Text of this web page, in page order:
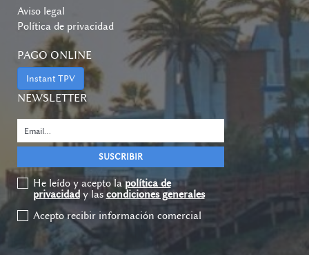
Aviso legal
Política de privacidad
PAGO ONLINE
Instant TPV
NEWSLETTER
He leído y acepto lapolítica de
privacidady las condiciones generales
Acepto recibir información comercial